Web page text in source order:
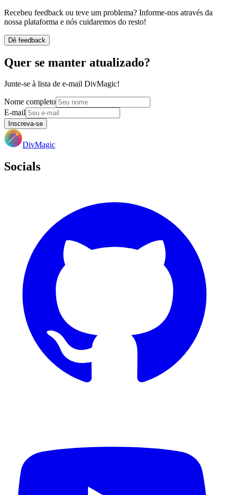
Recebeu feedback ou teve um problema? Informe-nos através da
nossa plataforma e nós cuidaremos do resto!
Dê feedback
Quer se manter atualizado?
Junte-se à lista de e-mail DivMagic!
Nome completo
E-mail
Inscreva-se
DivMagic
Socials